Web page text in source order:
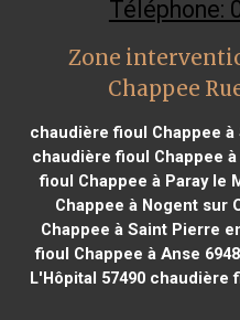
Téléphone:
Zone
Chappee
chaudière fioul Chappee à
chaudière fioul Chappee
fioul Chappee à Paray le
Chappee à Nogent sur
Chappee à Saint Pierre
fioul Chappee à Anse
L'Hôpital 57490chaudière